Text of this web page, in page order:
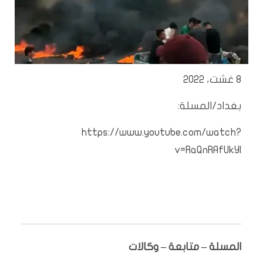
8 غشت، 2022
بغداد/المسلة:
https://www.youtube.com/watch?
v=RaQnRAfUkYI
المسلة – متابعة – وكالات